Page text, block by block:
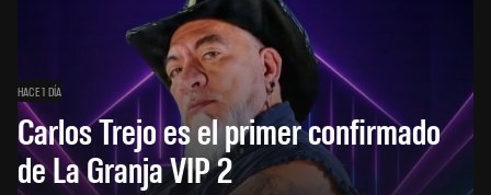
HACE 1 DÍA
Carlos Trejo es el primer confirmado
de La Granja VIP 2